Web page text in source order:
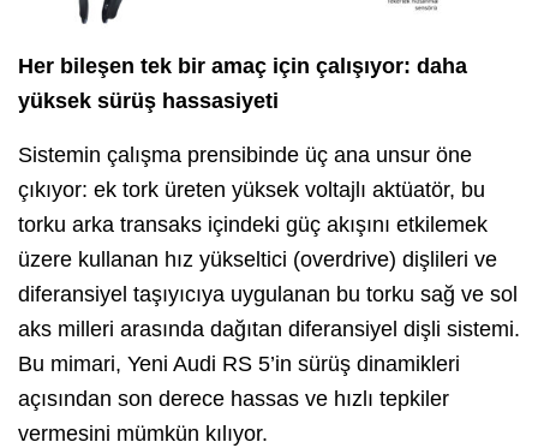
Her bileşen tek bir amaç için çalışıyor: daha
yüksek sürüş hassasiyeti
Sistemin çalışma prensibinde üç ana unsur öne
çıkıyor: ek tork üreten yüksek voltajlı aktüatör, bu
torku arka transaks içindeki güç akışını etkilemek
üzere kullanan hız yükseltici (overdrive) dişlileri ve
diferansiyel taşıyıcıya uygulanan bu torku sağ ve sol
aks milleri arasında dağıtan diferansiyel dişli sistemi.
Bu mimari, Yeni Audi RS 5’in sürüş dinamikleri
açısından son derece hassas ve hızlı tepkiler
vermesini mümkün kılıyor.